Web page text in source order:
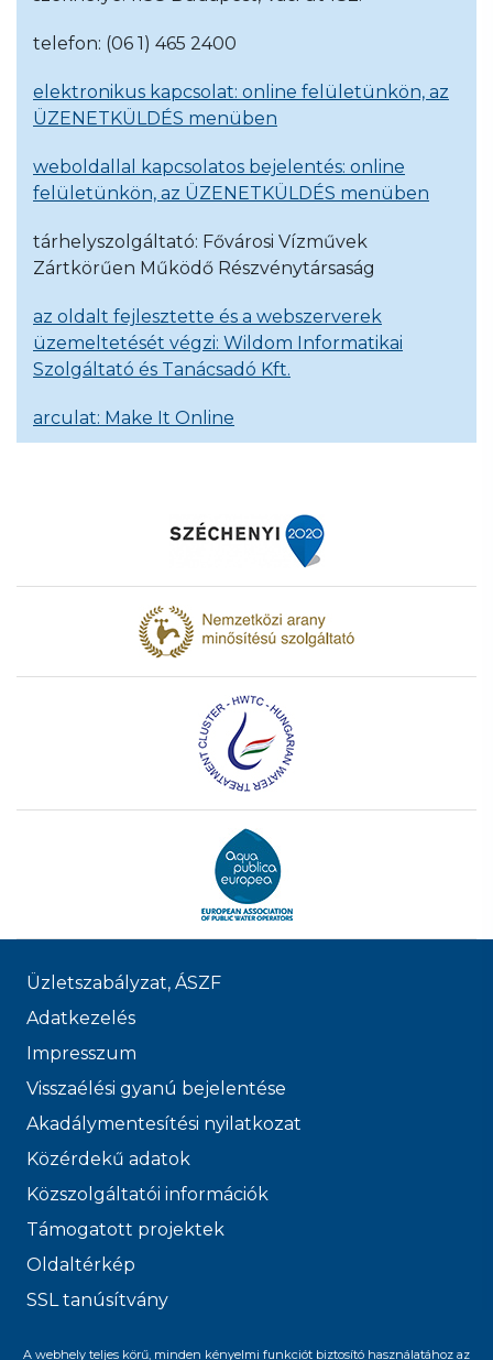
telefon: (06 1) 465 2400
elektronikus kapcsolat: online felületünkön, az
ÜZENETKÜLDÉS menüben
weboldallal kapcsolatos bejelentés: online
felületünkön, az ÜZENETKÜLDÉS menüben
tárhelyszolgáltató: Fővárosi Vízművek
Zártkörűen Működő Részvénytársaság
az oldalt fejlesztette és a webszerverek
üzemeltetését végzi: Wildom Informatikai
Szolgáltató és Tanácsadó Kft.
arculat: Make It Online
Üzletszabályzat, ÁSZF
Adatkezelés
Impresszum
Visszaélési gyanú bejelentése
Akadálymentesítési nyilatkozat
Közérdekű adatok
Közszolgáltatói információk
Támogatott projektek
Oldaltérkép
SSL tanúsítvány
© 2026 FŐVÁROSI
A webhely teljes körű, minden kényelmi funkciót biztosító használatához az